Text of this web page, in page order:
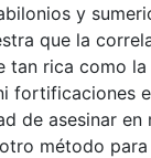
y
que la
tan rica como
fortificaciones
de asesinar
método